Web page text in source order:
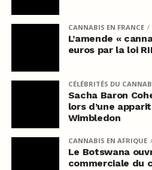
CANNABIS EN FRANCE
L’amende «
euros par la loi
CÉLÉBRITÉS DU
Sacha Baron
lors d’une
Wimbledon
CANNABIS EN AFRIQUE
Le Botswana
commerciale du